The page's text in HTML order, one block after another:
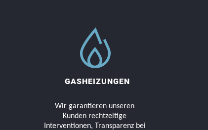
GASHEIZUNGEN
Wir garantieren unseren
Kunden rechtzeitige
Interventionen, Transparenz bei